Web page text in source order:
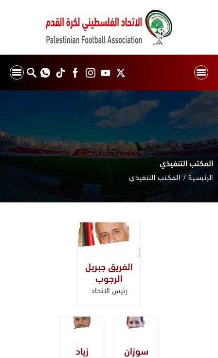
المكتب التنفيذي
الرئيسية المكتب التنفيذي
الفريق جبريل
الرجوب
رئيس الاتحاد
سوزان
زياد